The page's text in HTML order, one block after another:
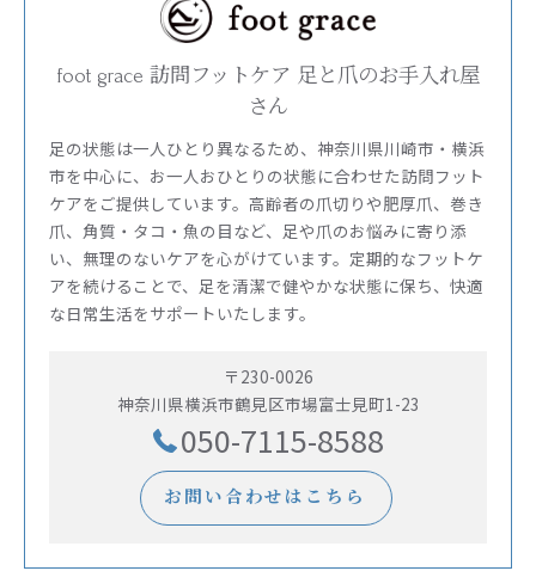
foot grace 訪問フットケア 足と爪のお手入れ屋
さん
足の状態は一人ひとり異なるため、神奈川県川崎市・横浜
市を中心に、お一人おひとりの状態に合わせた訪問フット
ケアをご提供しています。高齢者の爪切りや肥厚爪、巻き
爪、角質・タコ・魚の目など、足や爪のお悩みに寄り添
い、無理のないケアを心がけています。定期的なフットケ
アを続けることで、足を清潔で健やかな状態に保ち、快適
な日常生活をサポートいたします。
〒230-0026
神奈川県横浜市鶴見区市場富士見町1-23
050-7115-8588
お問い合わせはこちら